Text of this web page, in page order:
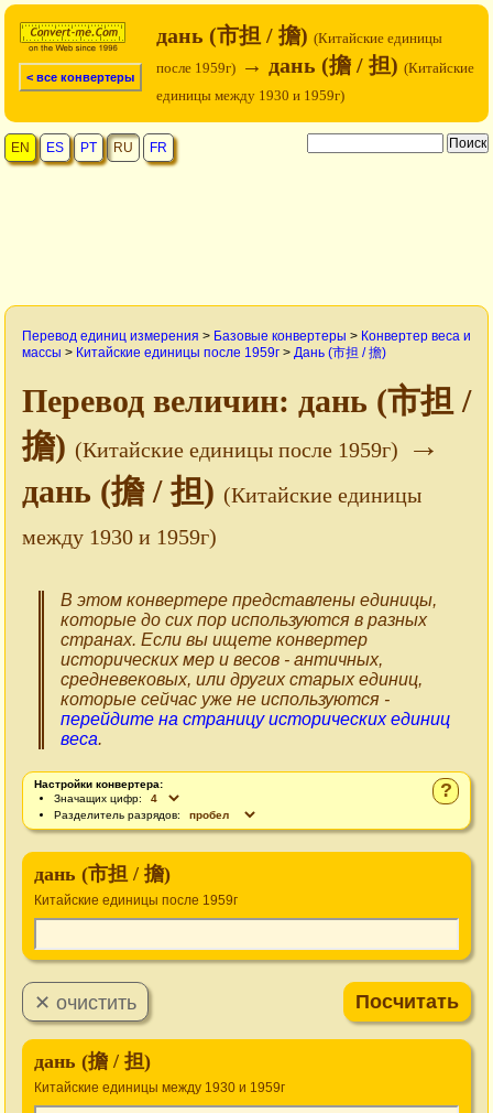
< все конвертеры
дань (市担 / 擔) (Китайские единицы
после 1959г) → дань (擔 / 担) (Китайские
единицы между 1930 и 1959г)
EN ES PT RU FR
Перевод единиц измерения > Базовые конвертеры > Конвертер веса и
массы > Китайские единицы после 1959г > Дань (市担 / 擔)
Перевод величин: дань (市担 /
擔) (Китайские единицы после 1959г)
→
дань (擔 / 担) (Китайские единицы
между 1930 и 1959г)
В этом конвертере представлены единицы,
которые до сих пор используются в разных
странах. Если вы ищете конвертер
исторических мер и весов - античных,
средневековых, или других старых единиц,
которые сейчас уже не используются -
перейдите на страницу исторических единиц
веса.
?
Настройки конвертера:
Значащих цифр:
Разделитель разрядов:
дань (市担 / 擔)
Китайские единицы после 1959г
дань (擔 / 担)
Китайские единицы между 1930 и 1959г